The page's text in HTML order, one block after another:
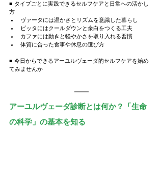
■ タイプごとに実践できるセルフケアと日常への活かし
方
ヴァータには温かさとリズムを意識した暮らし
ピッタにはクールダウンと余白をつくる工夫
カファには動きと軽やかさを取り入れる習慣
体質に合った食事や休息の選び方
■ 今日からできるアーユルヴェーダ的セルフケアを始め
てみませんか
アーユルヴェーダ診断とは何か？「生命
の科学」の基本を知る